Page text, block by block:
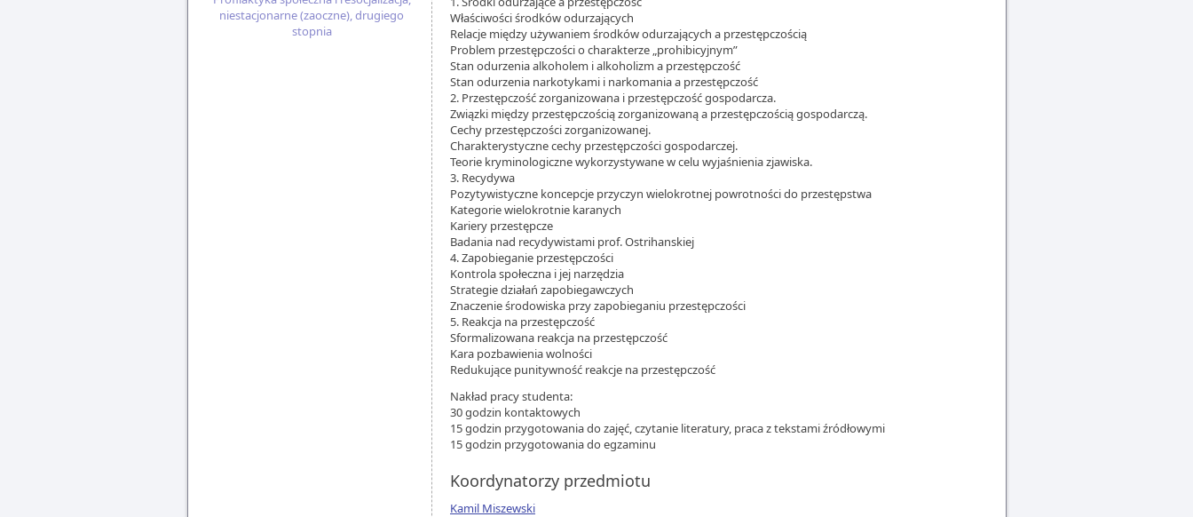
niestacjonarne (zaoczne), drugiego
stopnia
Właściwości środków odurzających
Relacje między używaniem środków odurzających a przestępczością
Problem przestępczości o charakterze „prohibicyjnym”
Stan odurzenia alkoholem i alkoholizm a przestępczość
Stan odurzenia narkotykami i narkomania a przestępczość
2. Przestępczość zorganizowana i przestępczość gospodarcza.
Związki między przestępczością zorganizowaną a przestępczością gospodarczą.
Cechy przestępczości zorganizowanej.
Charakterystyczne cechy przestępczości gospodarczej.
Teorie kryminologiczne wykorzystywane w celu wyjaśnienia zjawiska.
3. Recydywa
Pozytywistyczne koncepcje przyczyn wielokrotnej powrotności do przestępstwa
Kategorie wielokrotnie karanych
Kariery przestępcze
Badania nad recydywistami prof. Ostrihanskiej
4. Zapobieganie przestępczości
Kontrola społeczna i jej narzędzia
Strategie działań zapobiegawczych
Znaczenie środowiska przy zapobieganiu przestępczości
5. Reakcja na przestępczość
Sformalizowana reakcja na przestępczość
Kara pozbawienia wolności
Redukujące punitywność reakcje na przestępczość
Nakład pracy studenta:
30 godzin kontaktowych
15 godzin przygotowania do zajęć, czytanie literatury, praca z tekstami źródłowymi
15 godzin przygotowania do egzaminu
Koordynatorzy przedmiotu
Kamil Miszewski